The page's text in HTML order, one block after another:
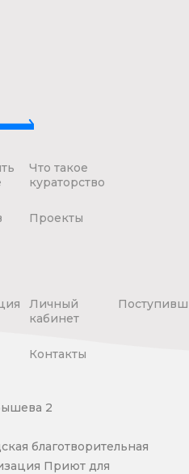
Что такое
кураторство
Проекты
Личный
кабинет
Контакты
2
благотворительная
Приют для